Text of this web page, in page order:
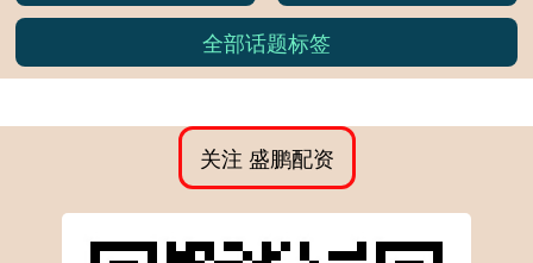
全部话题标签
关注 盛鹏配资